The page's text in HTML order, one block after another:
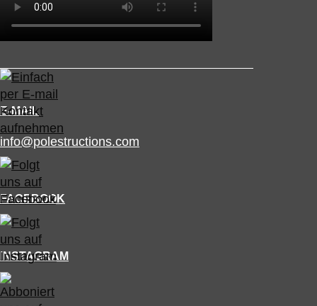
E-MAIL
info@polestructions.com
FACEBOOK
INSTAGRAM